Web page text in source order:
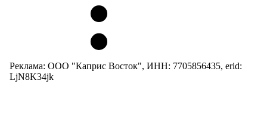
Реклама: ООО "Каприс Восток", ИНН: 7705856435, erid:
LjN8K34jk